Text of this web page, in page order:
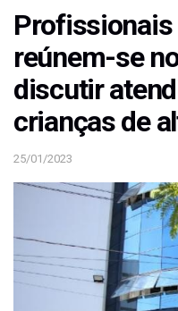
Profissionais
reúnem-se
discutir
crianças de
25/01/2023